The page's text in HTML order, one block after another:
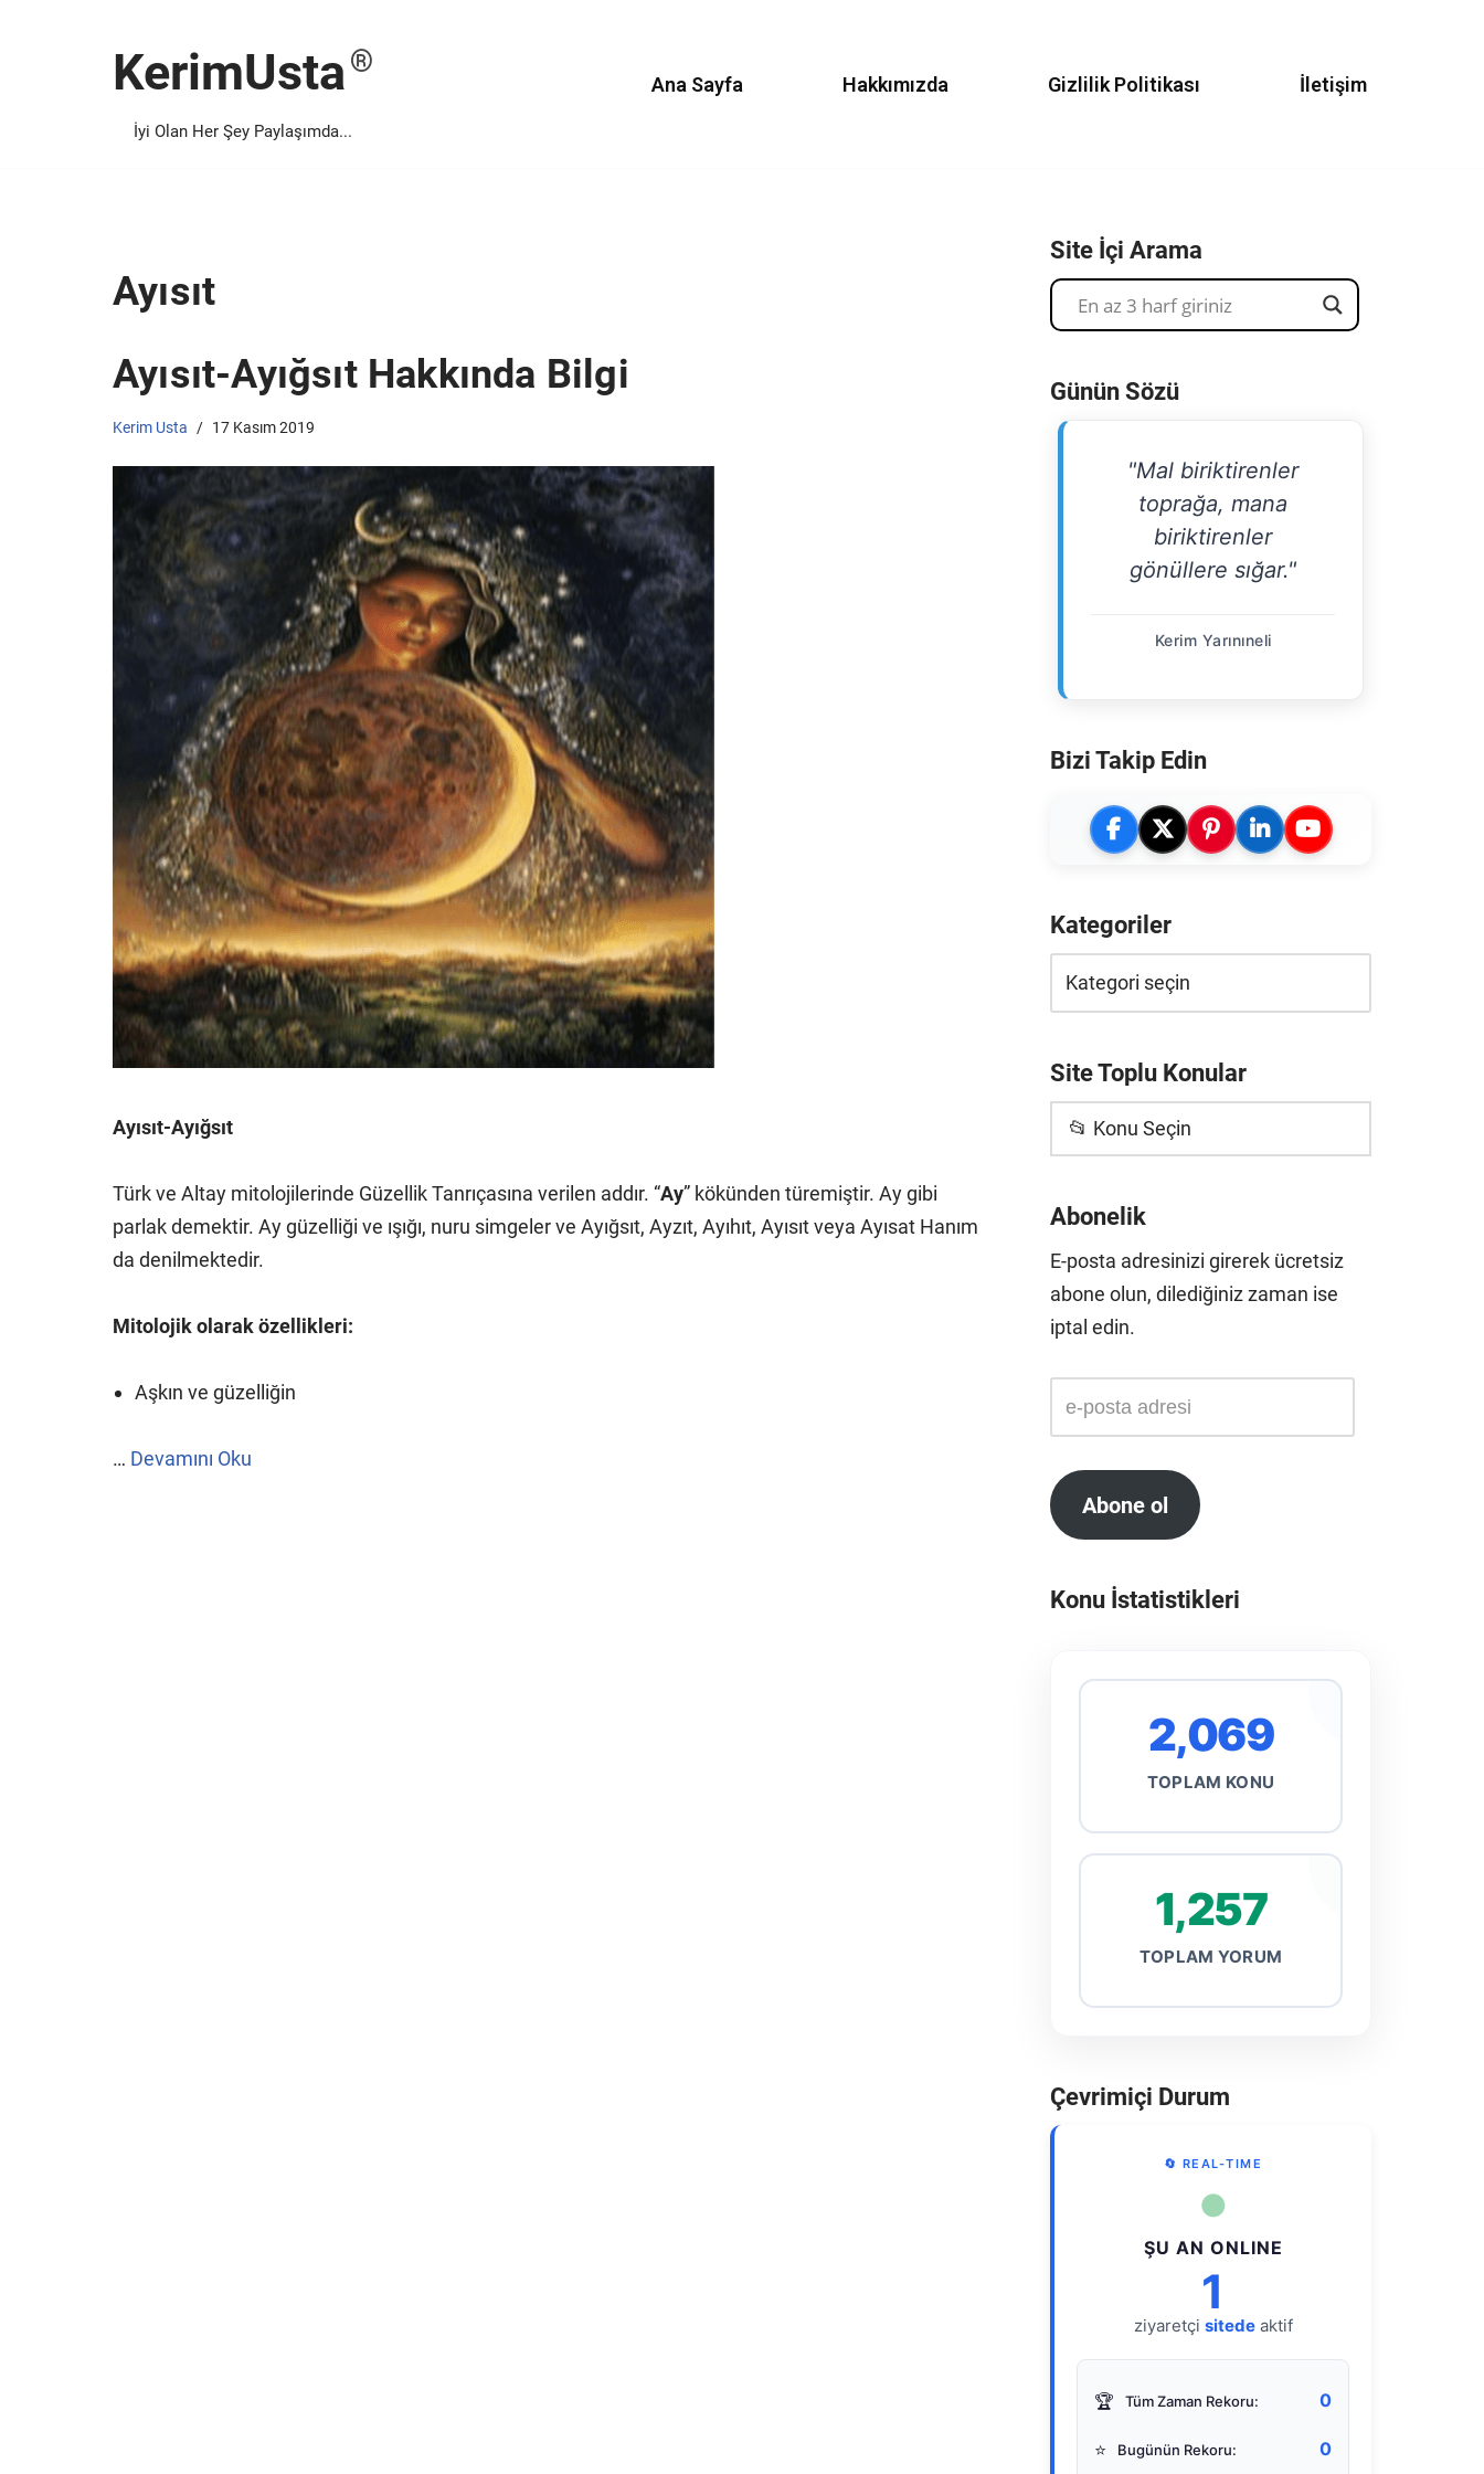
KerimUsta
İyi Olan Her Şey Paylaşımda...
Ana Sayfa Hakkımızda Gizlilik Politikası İletişim
Ayısıt
Ayısıt-Ayığsıt Hakkında Bilgi
Kerim Usta 17 Kasım 2019
Ayısıt-Ayığsıt
Türk ve Altay mitolojilerinde Güzellik Tanrıçasına verilen addır. “Ay” kökünden türemiştir. Ay gibi
parlak demektir. Ay güzelliği ve ışığı, nuru simgeler ve Ayığsıt, Ayzıt, Ayıhıt, Ayısıt veya Ayısat Hanım
da denilmektedir.
Mitolojik olarak özellikleri:
Aşkın ve güzelliğin
… Devamını Oku
Site İçi Arama
Günün Sözü
"Mal biriktirenler
toprağa, mana
biriktirenler
gönüllere sığar."
Kerim Yarınıneli
Bizi Takip Edin
Kategoriler
Site Toplu Konular
📂 Konu Seçin
Abonelik
E-posta adresinizi girerek ücretsiz
abone olun, dilediğiniz zaman ise
iptal edin.
Abone ol
Konu İstatistikleri
2,069
TOPLAM KONU
1,257
TOPLAM YORUM
Çevrimiçi Durum
🔄 REAL-TIME
●
ŞU AN ONLINE
1
ziyaretçi sitedeaktif
🏆 Tüm Zaman Rekoru: 0
⭐ Bugünün Rekoru: 0